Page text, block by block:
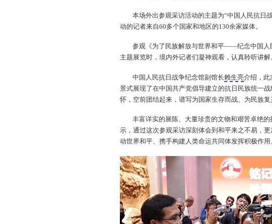
本场外出参观采访活动的主题为“中国人民抗日
动的记者来自60多个国家和地区的130余家媒体。
参观《为了民族解放与世界和平——纪念中国人
主题展览时，境内外记者们凝神观看，认真聆听讲解
中国人民抗日战争纪念馆副馆长赖生亮介绍，此
景式展现了在中国共产党倡导建立的抗日民族统一
怀，空前团结起来，谱写为国家生存而战、为民族
丰富详实的展陈、大量珍贵的文物和艰苦卓绝
示，通过这次参观采访深刻体会到和平来之不易，
动世界和平、携手构建人类命运共同体发挥积极作用